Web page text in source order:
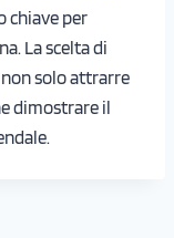
chiave per
La scelta di
solo attrarre
dimostrare il